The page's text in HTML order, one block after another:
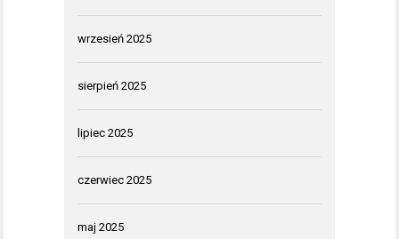
wrzesień 2025
sierpień 2025
lipiec 2025
czerwiec 2025
maj 2025